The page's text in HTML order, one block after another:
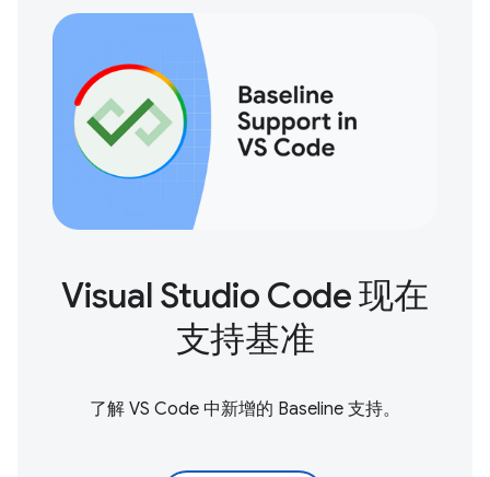
Visual Studio Code 现在
支持基准
了解 VS Code 中新增的 Baseline 支持。